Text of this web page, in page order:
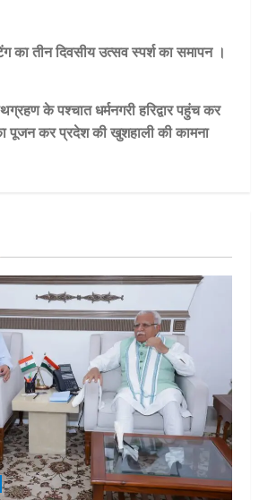
का तीन दिवसीय उत्सव स्पर्श का समापन ।
के पश्चात धर्मनगरी हरिद्वार पहुंच कर
पूजन कर प्रदेश की खुशहाली की कामना